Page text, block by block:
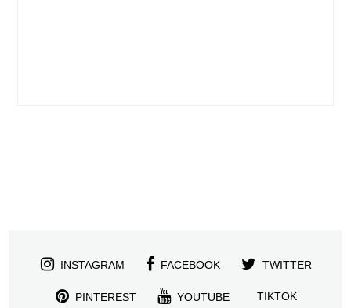
INSTAGRAM FACEBOOK TWITTER
PINTEREST YOUTUBE TIKTOK